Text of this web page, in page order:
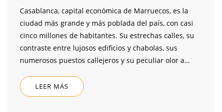
Casablanca, capital económica de Marruecos, es la
ciudad más grande y más poblada del país, con casi
cinco millones de habitantes. Su estrechas calles, su
contraste entre lujosos edificios y chabolas, sus
numerosos puestos callejeros y su peculiar olor a…
LEER MÁS